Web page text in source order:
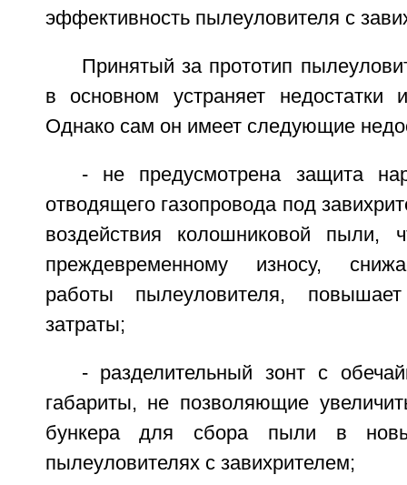
эффективность пылеуловителя с
Принятый за прототип
в основном устраняет недостатки
Однако сам он имеет следующие
- не предусмотрена защита
отводящего газопровода под
воздействия колошниковой пыли,
преждевременному износу,
работы пылеуловителя, повышает
затраты;
- разделительный зонт с
габариты, не позволяющие
бункера для сбора пыли в
пылеуловителях с завихрителем;